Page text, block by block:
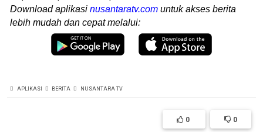
Download aplikasi nusantaratv.com untuk akses berita
lebih mudah dan cepat melalui:
APLIKASI BERITA NUSANTARA TV
0 0